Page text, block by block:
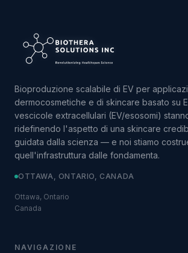
Bioproduzione scalabile di EV per
dermocosmetiche e di skincare basato su
vescicole extracellulari (EV/esosomi)
ridefinendo l'aspetto di una skincare
guidata dalla scienza — e noi stiamo
quell'infrastruttura dalle fondamenta.
OTTAWA, ONTARIO, CANADA
Ottawa, Ontario
Canada
NAVIGAZIONE